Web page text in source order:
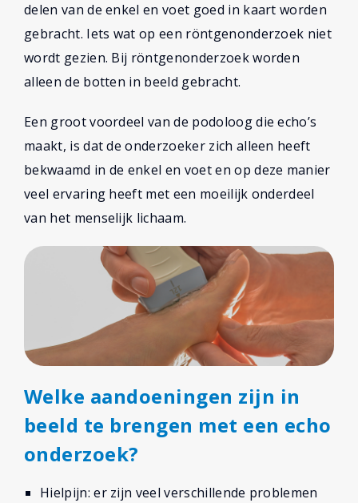
delen van de enkel en voet goed in kaart worden
gebracht. Iets wat op een röntgenonderzoek niet
wordt gezien. Bij röntgenonderzoek worden
alleen de botten in beeld gebracht.
Een groot voordeel van de podoloog die echo’s
maakt, is dat de onderzoeker zich alleen heeft
bekwaamd in de enkel en voet en op deze manier
veel ervaring heeft met een moeilijk onderdeel
van het menselijk lichaam.
Welke aandoeningen zijn in
beeld te brengen met een echo
onderzoek?
Hielpijn: er zijn veel verschillende problemen